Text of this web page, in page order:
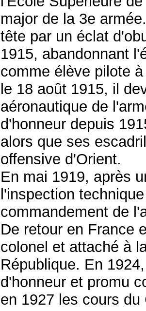
major de la 3e
tête par un éclat
1915, abandonnant
comme élève pilote
le 18 août 1915, il
aéronautique de
d'honneur depuis
alors que ses
offensive d'Orient.
En mai 1919, après
l'inspection
commandement de
De retour en France
colonel et attaché à
République. En
d'honneur et promu
en 1927 les cours